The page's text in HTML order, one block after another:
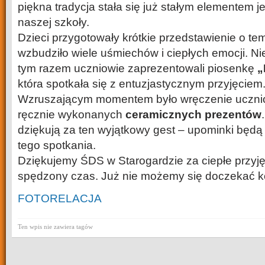
piękna tradycja stała się już stałym elementem
naszej szkoły.
Dzieci przygotowały krótkie przedstawienie o
wzbudziło wiele uśmiechów i ciepłych emocji.
tym razem uczniowie zaprezentowali piosenkę
która spotkała się z entuzjastycznym przyjęciem.
Wzruszającym momentem było wręczenie
ręcznie wykonanych ceramicznych prezentów
dziękują za ten wyjątkowy gest – upominki będą
tego spotkania.
Dziękujemy ŚDS w Starogardzie za ciepłe
spędzony czas. Już nie możemy się doczekać
FOTORELACJA
Ten wpis nie zawiera tagów